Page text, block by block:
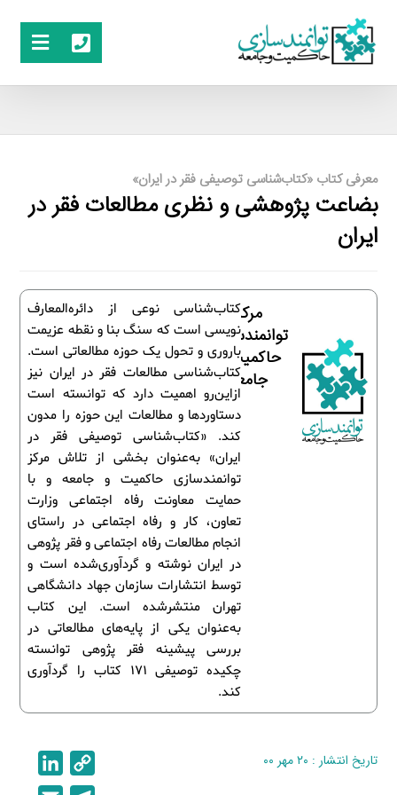
معرفی کتاب «کتاب‌شناسی توصیفی فقر در ایران»
بضاعت پژوهشی و نظری مطالعات فقر در
ایران
کتاب‌شناسی نوعی از دائره‌المعارف
نویسی است که سنگ بنا و نقطه عزیمت
باروری و تحول یک حوزه مطالعاتی است.
کتاب‌شناسی مطالعات فقر در ایران نیز
ازاین‌رو اهمیت دارد که توانسته است
دستاوردها و مطالعات این حوزه را مدون
کند. «کتاب‌شناسی توصیفی فقر در
ایران» به‌عنوان بخشی از تلاش مرکز
توانمندسازی حاکمیت و جامعه و با
حمایت معاونت رفاه اجتماعی وزارت
تعاون، کار و رفاه اجتماعی در راستای
انجام مطالعات رفاه اجتماعی و فقر پژوهی
در ایران نوشته و گردآوری‌شده است و
توسط انتشارات سازمان جهاد دانشگاهی
تهران منتشرشده است. این کتاب
به‌عنوان یکی از پایه‌های مطالعاتی در
بررسی پیشینه فقر پژوهی توانسته
چکیده توصیفی 171 کتاب را گردآوری
کند.
مرکز
توانمندسازی
حاکمیت و
جامعه
تاریخ انتشار : ۲۰ مهر ۰۰
o
i